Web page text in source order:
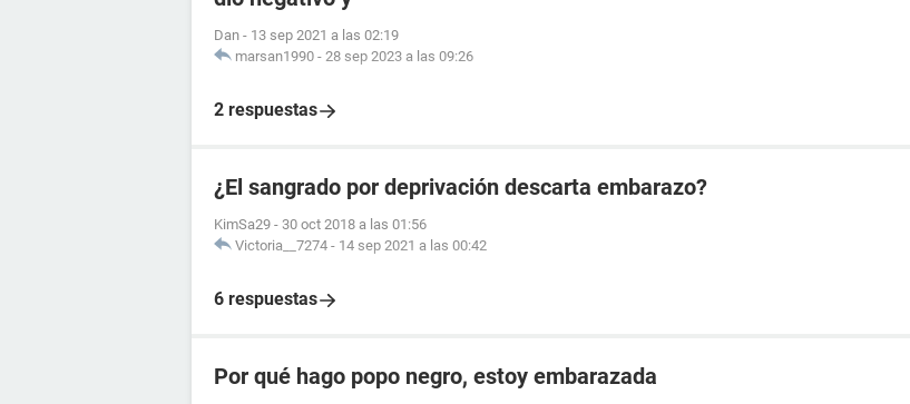
Dan - 13 sep 2021 a las 02:19
marsan1990 - 28 sep 2023 a las 09:26
2 respuestas
¿El sangrado por deprivación descarta embarazo?
KimSa29 - 30 oct 2018 a las 01:56
Victoria__7274 - 14 sep 2021 a las 00:42
6 respuestas
Por qué hago popo negro, estoy embarazada